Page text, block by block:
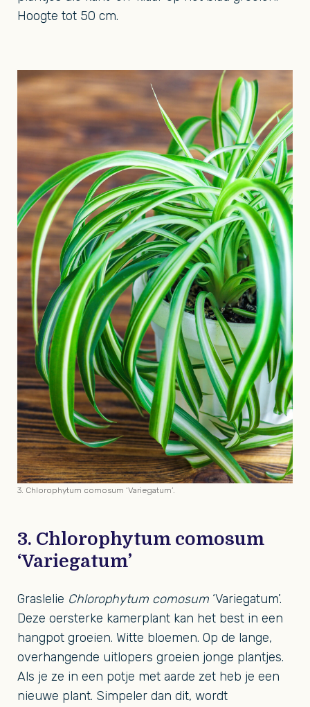
Hoogte tot 50 cm.
3. Chlorophytum comosum
‘Variegatum’
Graslelie Chlorophytum comosum ‘Variegatum’.
Deze oersterke kamerplant kan het best in een
hangpot groeien. Witte bloemen. Op de lange,
overhangende uitlopers groeien jonge plantjes.
Als je ze in een potje met aarde zet heb je een
nieuwe plant. Simpeler dan dit, wordt
3. Chlorophytum comosum ‘Variegatum’.